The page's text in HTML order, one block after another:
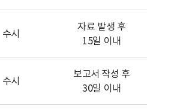
수시
자료 발생 후
15일 이내
수시
보고서 작성 후
30일 이내